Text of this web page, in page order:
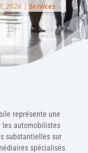
2026|Services
représente une
les automobilistes
substantielles sur
spécialisés